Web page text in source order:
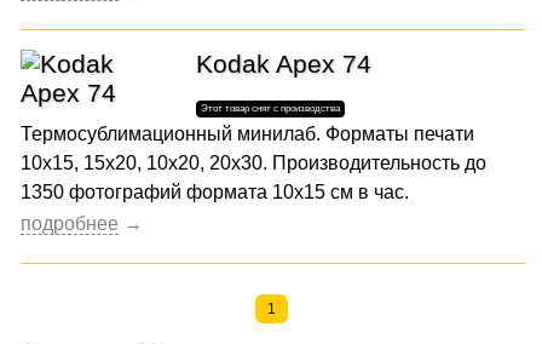
Kodak Apex 74
Термосублимационный минилаб. Форматы печати
10х15, 15х20, 10х20, 20х30. Производительность до
1350 фотографий формата 10x15 см в час.
1